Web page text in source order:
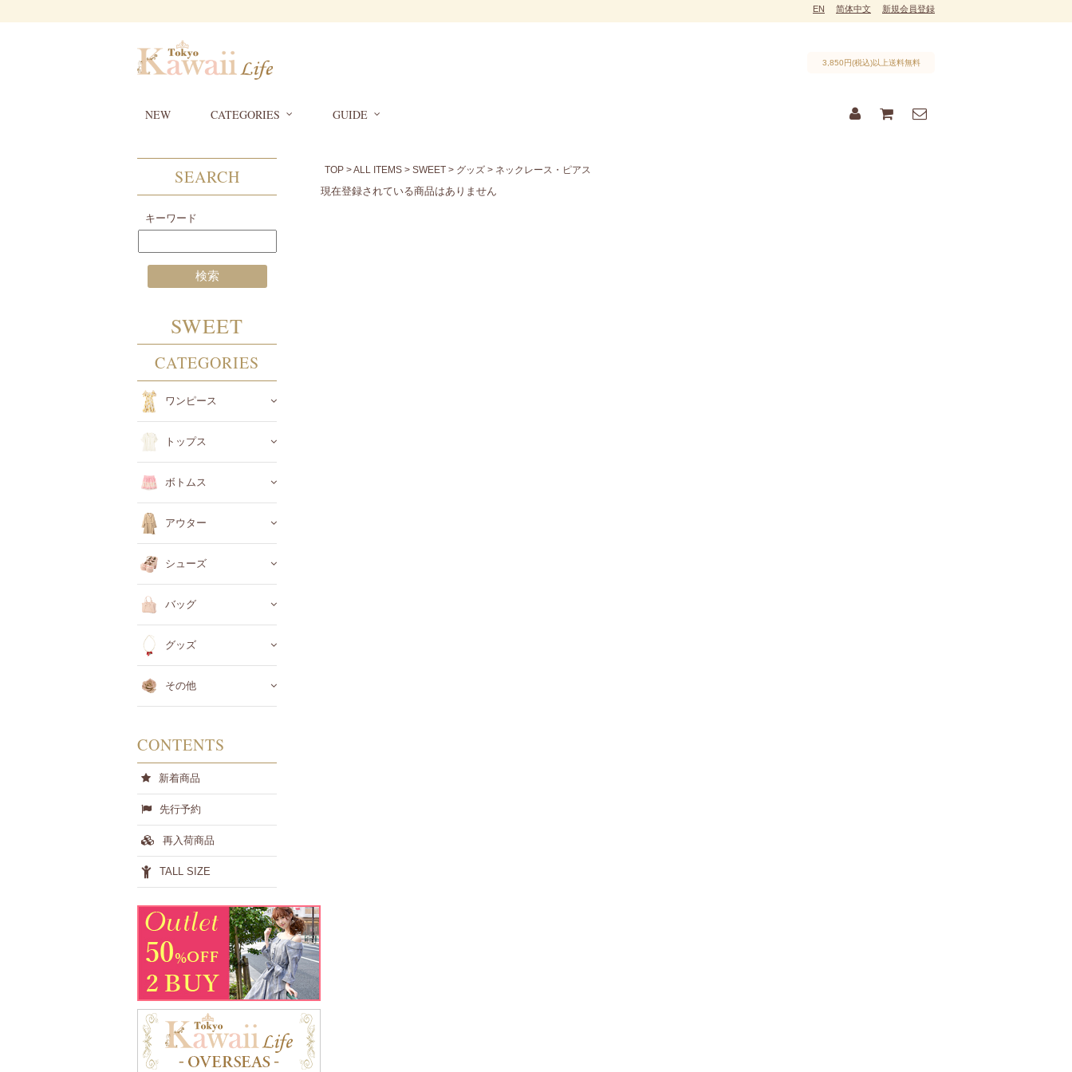
EN 简体中文 新規会員登録
3,850円(税込)以上送料無料
NEW CATEGORIES GUIDE
SEARCH
キーワード
SWEET
CATEGORIES
ワンピース
トップス
ボトムス
アウター
シューズ
バッグ
グッズ
その他
CONTENTS
新着商品
先行予約
再入荷商品
TALL SIZE
TOP >ALL ITEMS > SWEET > グッズ > ネックレース・ピアス
現在登録されている商品はありません